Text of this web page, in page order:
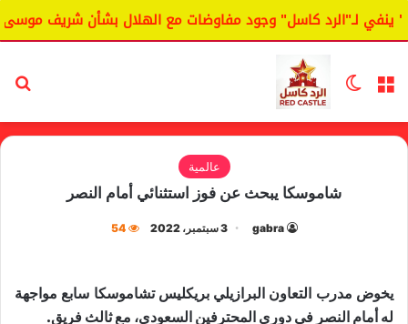
ينفي لـ"الرد كاسل" وجود مفاوضات مع الهلال بشأن شريف موسى.
القائمة الوضع المظلم
عالمية
شاموسكا يبحث عن فوز استثنائي أمام النصر
gabra 3 سبتمبر، 2022 54
يخوض مدرب التعاون البرازيلي بريكليس تشاموسكا سابع مواجهة
له أمام النصر في دوري المحترفين السعودي، مع ثالث فريق.